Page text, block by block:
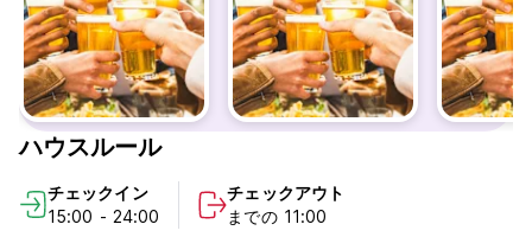
持参いただくか、€1.50でレンタルしていただく必要がございま
す。
当ホステルは4ベッドのドミトリーからコスト重視のお客様のた
めの12ベッド ドミトリーまで幅広いお部屋を用意しております。
広々とした客室に上質のベッドと安全なロッカーを設置するにあ
たって細心の注意が払われています。
当ホステルは、ドイツ朝食をバイキング式で常時無料提供してい
る数少ないホステルの一つです。たくさんあるおいしい料理から
ハウスルール
チェックイン
15:00 - 24:00
チェックアウト
までの 11:00